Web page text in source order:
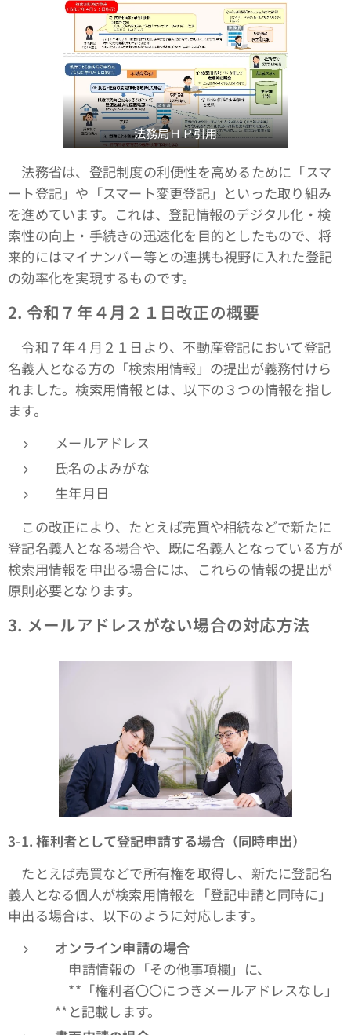
法務局ＨＰ引用
法務省は、登記制度の利便性を高めるために「スマ
ート登記」や「スマート変更登記」といった取り組み
を進めています。これは、登記情報のデジタル化・検
索性の向上・手続きの迅速化を目的としたもので、将
来的にはマイナンバー等との連携も視野に入れた登記
の効率化を実現するものです。
2. 令和７年４月２１日改正の概要
令和７年４月２１日より、不動産登記において登記
名義人となる方の「検索用情報」の提出が義務付けら
れました。検索用情報とは、以下の３つの情報を指し
ます。
メールアドレス
氏名のよみがな
生年月日
この改正により、たとえば売買や相続などで新たに
登記名義人となる場合や、既に名義人となっている方が
検索用情報を申出る場合には、これらの情報の提出が
原則必要となります。
3. メールアドレスがない場合の対応方法
3-1.権利者として登記申請する場合（同時申出）
たとえば売買などで所有権を取得し、新たに登記名
義人となる個人が検索用情報を「登記申請と同時に」
申出る場合は、以下のように対応します。
オンライン申請の場合
申請情報の「その他事項欄」に、
**「権利者〇〇につきメールアドレスなし」
**と記載します。